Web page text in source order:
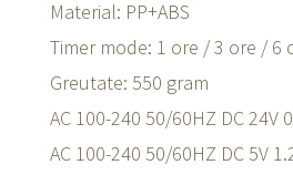
Material: PP+ABS
Timer mode: 1 ore / 3 ore / 6
Greutate: 550 gram
AC 100-240 50/60HZ DC 24V
AC 100-240 50/60HZ DC 5V